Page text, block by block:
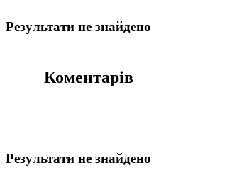
Результати не знайдено
Коментарів
Результати не знайдено